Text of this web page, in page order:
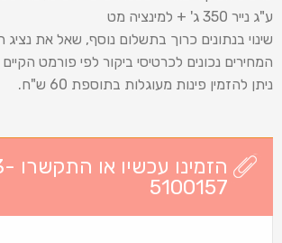
ע"ג נייר 350 ג' + למינציה מט
שינוי בנתונים כרוך בתשלום נוסף, שאל את נציג
המחירים נכונים לכרטיסי ביקור לפי פורמט
ניתן להזמין פינות מעוגלות בתוספת 60 ש"ח.
הזמינו
5100157